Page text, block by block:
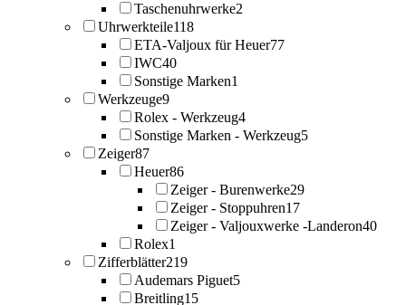
Taschenuhrwerke2
Uhrwerkteile118
ETA-Valjoux für Heuer77
IWC40
Sonstige Marken1
Werkzeuge9
Rolex - Werkzeug4
Sonstige Marken - Werkzeug5
Zeiger87
Heuer86
Zeiger - Burenwerke29
Zeiger - Stoppuhren17
Zeiger - Valjouxwerke -Landeron40
Rolex1
Zifferblätter219
Audemars Piguet5
Breitling15